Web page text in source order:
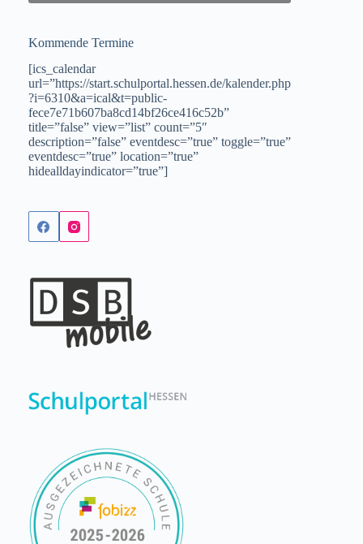
Kommende Termine
[ics_calendar
url=”https://start.schulportal.hessen.de/kalender.php
?i=6310&a=ical&t=public-
fece7e71b607ba8cd14bf26ce416c52b”
title=”false” view=”list” count=”5″
description=”false” eventdesc=”true” toggle=”true”
eventdesc=”true” location=”true”
hidealldayindicator=”true”]